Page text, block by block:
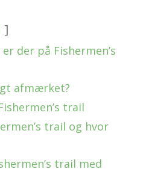
der på Fishermen’s
afmærket?
trail
trail og hvor
trail med